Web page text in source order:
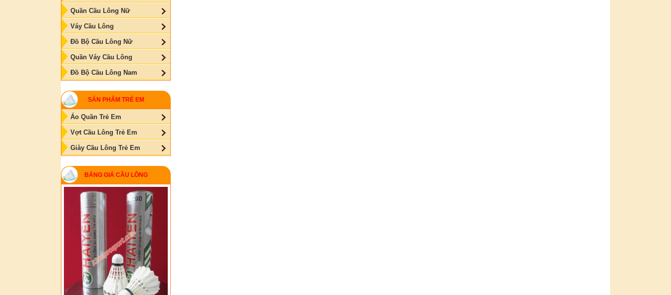
Quần Cầu Lông Nữ
Váy Cầu Lông
Đồ Bộ Cầu Lông Nữ
Quần Váy Cầu Lông
Đồ Bộ Cầu Lông Nam
SẢN PHẨM TRẺ EM
Áo Quần Trẻ Em
Vợt Cầu Lông Trẻ Em
Giày Cầu Lông Trẻ Em
BẢNG GIÁ CẦU LÔNG
Hà Nội bảo vệ thành công chức vô
địch giải cầu lông đồng đội toàn
Cầu lông VN không thiếu nhân tài